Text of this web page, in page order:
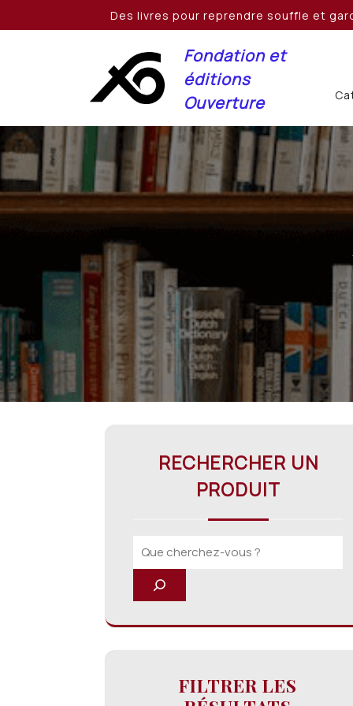
Des livres pour reprendre souffle et
Fondation et
éditions
Ouverture
RECHERCHER UN
PRODUIT
FILTRER LES